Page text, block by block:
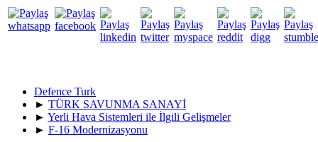
Defence Turk
► TÜRK SAVUNMA SANAYİ
► Yerli Hava Sistemleri ile İlgili Gelişmeler
► F-16 Modernizasyonu